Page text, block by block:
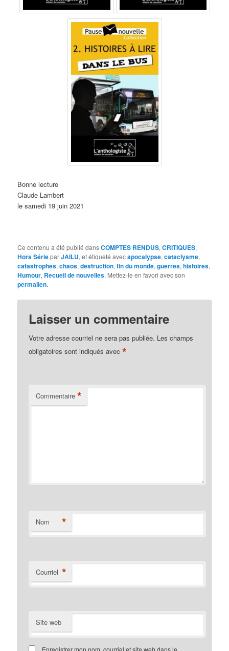
Bonne lecture
Claude Lambert
le samedi 19 juin 2021
Ce contenu a été publié dansCOMPTES RENDUS,CRITIQUES,
Hors SérieparJAILU, et étiqueté avecapocalypse,cataclysme,
catastrophes,chaos,destruction,fin du monde,guerres,histoires,
Humour, Recueil de nouvelles. Mettez-le en favori avec son
permalien.
Laisser un commentaire
Votre adresse courriel ne sera pas publiée. Les champs
obligatoires sont indiqués avec*
Commentaire *
Nom *
Courriel *
Site web